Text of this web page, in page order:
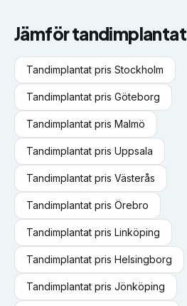
Jämförtandimplantat
Tandimplantat pris Stockholm
Tandimplantat pris Göteborg
Tandimplantat pris Malmö
Tandimplantat pris Uppsala
Tandimplantat pris Västerås
Tandimplantat pris Örebro
Tandimplantat pris Linköping
Tandimplantat pris Helsingborg
Tandimplantat pris Jönköping